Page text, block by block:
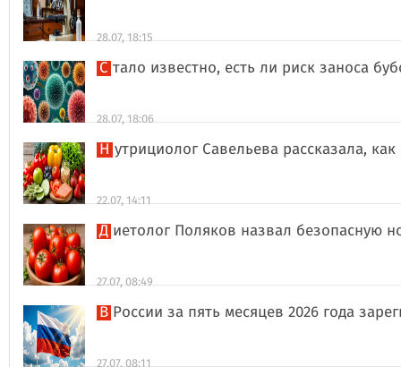
28.07, 18:15
Стало известно, есть ли риск заноса
28.07, 18:06
Нутрициолог Савельева рассказала,
22.07, 14:11
Диетолог Поляков назвал безопасную
27.07, 08:49
В России за пять месяцев 2026 года